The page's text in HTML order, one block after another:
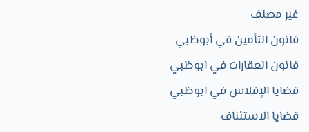
غير مصنف
قانون التأمين في أبوظبي
قانون العقارات في ابوظبي
قضايا الإفلاس في ابوظبي
قضايا الاستئناف